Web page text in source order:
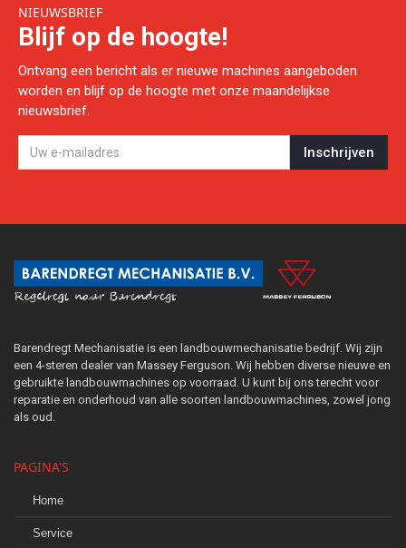
NIEUWSBRIEF
Blijf op de hoogte!
Ontvang een bericht als er nieuwe machines aangeboden
worden en blijf op de hoogte met onze maandelijkse
nieuwsbrief.
Barendregt Mechanisatie is een landbouwmechanisatie bedrijf. Wij zijn
een 4-steren dealer van Massey Ferguson. Wij hebben diverse nieuwe en
gebruikte landbouwmachines op voorraad. U kunt bij ons terecht voor
reparatie en onderhoud van alle soorten landbouwmachines, zowel jong
als oud.
PAGINA'S
Home
Service